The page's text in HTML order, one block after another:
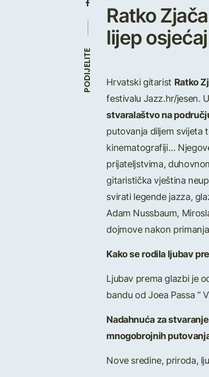
PODIJELITE
Ratko
lijep
Hrvatski gitarist Ratko
festivalu Jazz.hr/jesen.
stvaralaštvo na
putovanja diljem svijeta
kinematografiji…
prijateljstvima,
gitaristička vještina
svirati legende jazza,
Adam Nussbaum,
dojmove nakon
Kako se rodila ljubav
Ljubav prema glazbi je
bandu od Joea Passa “
Nadahnuća za
mnogobrojnih
Nove sredine, priroda,